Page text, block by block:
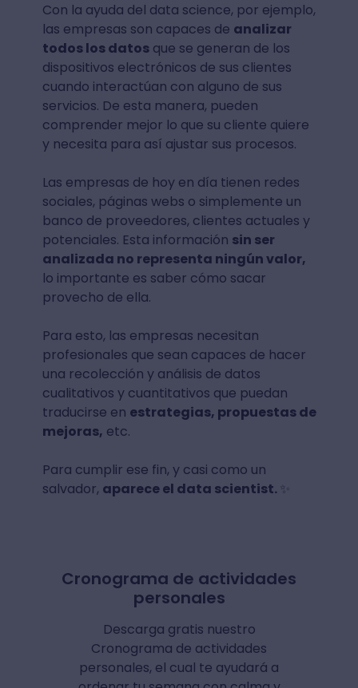
Con la ayuda del data science, por ejemplo,
las empresas son capaces de analizar
todos los datosque se generan de los
dispositivos electrónicos de sus clientes
cuando interactúan con alguno de sus
servicios. De esta manera, pueden
comprender mejor lo que su cliente quiere
y necesita para así ajustar sus procesos.
Las empresas de hoy en día tienen redes
sociales, páginas webs o simplemente un
banco de proveedores, clientes actuales y
potenciales. Esta información sin ser
analizada no representa ningún valor,
lo importante es saber cómo sacar
provecho de ella.
Para esto, las empresas necesitan
profesionales que sean capaces de hacer
una recolección y análisis de datos
cualitativos y cuantitativos que puedan
traducirse en estrategias, propuestas de
mejoras, etc.
Para cumplir ese fin, y casi como un
salvador, aparece el data scientist.
Cronograma de actividades
personales
Descarga gratis nuestro
Cronograma de actividades
personales, el cual te ayudará a